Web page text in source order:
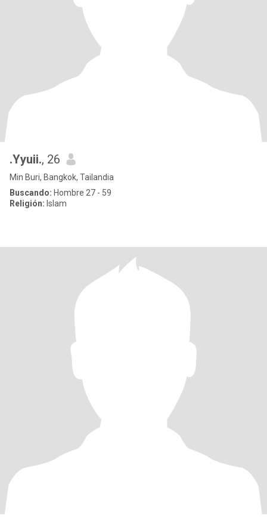
.Yyuii., 26
Min Buri, Bangkok, Tailandia
Buscando: Hombre 27 - 59
Religión: Islam